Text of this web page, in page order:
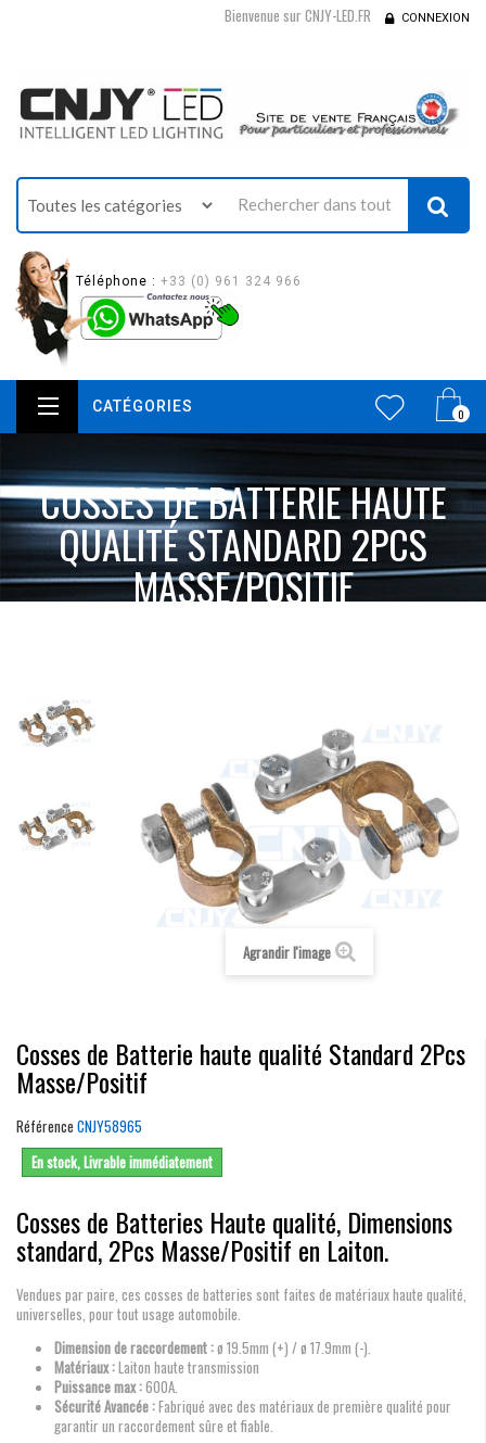
Bienvenue sur CNJY-LED.FR CONNEXION
Téléphone : +33 (0) 961 324 966
0
CATÉGORIES
COSSES DE BATTERIE HAUTE
QUALITÉ STANDARD 2PCS
MASSE/POSITIF
Agrandir l'image
Cosses de Batterie haute qualité Standard 2Pcs
Masse/Positif
Référence CNJY58965
En stock, Livrable immédiatement
Cosses de Batteries Haute qualité, Dimensions
standard, 2Pcs Masse/Positif en Laiton.
Vendues par paire, ces cosses de batteries sont faites de matériaux haute qualité,
universelles, pour tout usage automobile.
Dimension de raccordement :ø 19.5mm (+) / ø 17.9mm (-).
Matériaux :Laiton haute transmission
Puissance max :600A.
Sécurité Avancée :Fabriqué avec des matériaux de première qualité pour
garantir un raccordement sûre et fiable.